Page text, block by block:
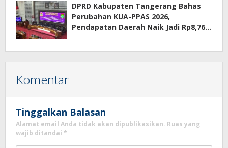
Terkait Sewa Kamar Per Jam
DPRD Kabupaten Tangerang Bahas
Perubahan KUA-PPAS 2026,
Pendapatan Daerah Naik Jadi Rp8,76
Komentar
Tinggalkan Balasan
Alamat email Anda tidak akan dipublikasikan. Ruas yang
wajib ditandai *